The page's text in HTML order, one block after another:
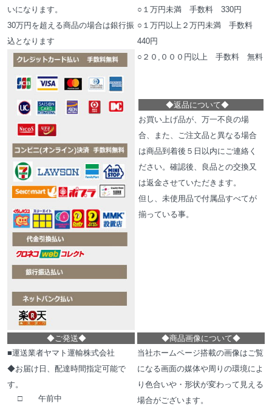
いになります。
30万円を超える商品の場合は銀行振
込となります
○１万円未満 手数料 330円
○１万円以上２万円未満 手数料
440円
○２０,０００円以上 手数料 無料
◆返品について◆
お買い上げ品が、万一不良の場
合、また、ご注文品と異なる場合
は商品到着後５日以内にご連絡く
ださい。確認後、良品との交換又
は返金させていただきます。
但し、未使用品で付属品すべてが
揃っている事。
◆ご発送◆
■運送業者ヤマト運輸株式会社
◆お届け日、配達時間指定可能で
す。
□ 午前中
◆商品画像について◆
当社ホームページ搭載の画像はご覧
になる画面の媒体や周りの環境によ
り色合いや・形状が変わって見える
場合がございます。